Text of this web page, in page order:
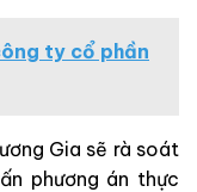
ty cổ phần
Gia sẽ rà soát
phương án thực